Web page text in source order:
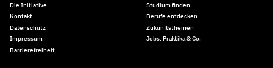
Die Initiative
Kontakt
Datenschutz
Impressum
Barrierefreiheit
Studium finden
Berufe entdecken
Zukunftsthemen
Jobs, Praktika & Co.